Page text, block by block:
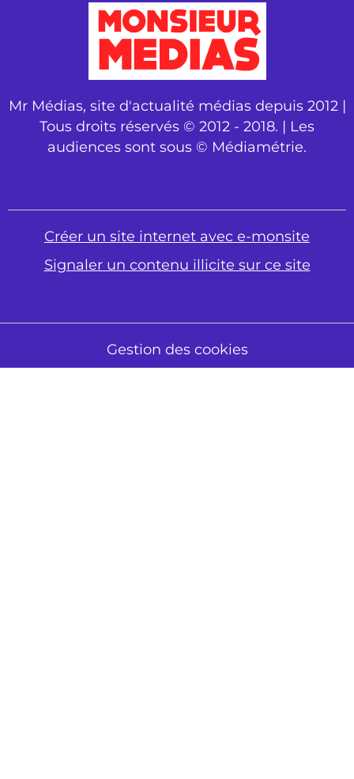
Mr Médias, site d'actualité médias depuis 2012 |
Tous droits réservés © 2012 - 2018. | Les
audiences sont sous © Médiamétrie.
Créer un site internet avec e-monsite
Signaler un contenu illicite sur ce site
Gestion des cookies